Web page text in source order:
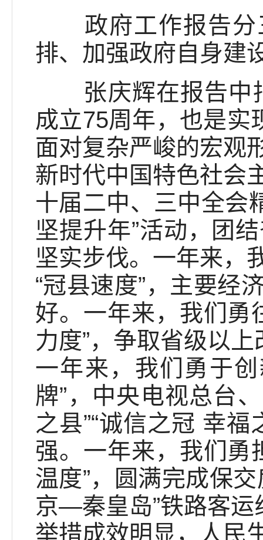
政府工作报告分
排、加强政府自身建
张庆辉在报告中指
成立75周年，也是实
面对复杂严峻的宏观
新时代中国特色社会
十届二中、三中全会
坚提升年”活动，团
坚实步伐。一年来，
“冠县速度”，主要经
好。一年来，我们勇
力度”，争取省级以
一年来，我们勇于
牌”，中央电视总台
之县”“诚信之冠 幸
强。一年来，我们勇
温度”，圆满完成保
京—秦皇岛”铁路客运
举措成效明显，人民